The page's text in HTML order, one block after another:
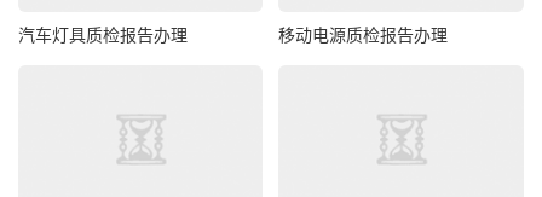
汽车灯具质检报告办理 移动电源质检报告办理